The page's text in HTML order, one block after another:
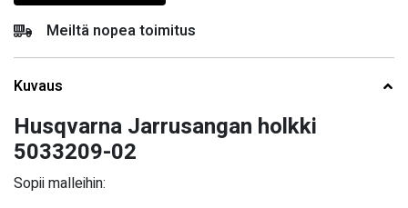
Meiltä nopea toimitus
Kuvaus
Husqvarna Jarrusangan holkki
5033209-02
Sopii malleihin: